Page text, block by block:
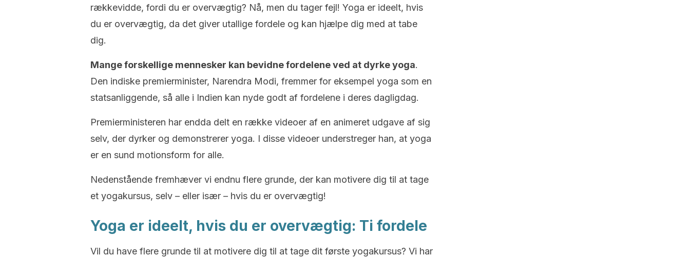
rækkevidde, fordi du er overvægtig? Nå, men du tager fejl! Yoga er ideelt, hvis
du er overvægtig, da det giver utallige fordele og kan hjælpe dig med at tabe
dig.
Mange forskellige mennesker kan bevidne fordelene ved at dyrke yoga.
Den indiske premierminister, Narendra Modi, fremmer for eksempel yoga som en
statsanliggende, så alle i Indien kan nyde godt af fordelene i deres dagligdag.
Premierministeren har endda delt en række videoer af en animeret udgave af sig
selv, der dyrker og demonstrerer yoga. I disse videoer understreger han, at yoga
er en sund motionsform for alle.
Nedenstående fremhæver vi endnu flere grunde, der kan motivere dig til at tage
et yogakursus, selv – eller især – hvis du er overvægtig!
Yoga er ideelt, hvis du er overvægtig: Ti fordele
Vil du have flere grunde til at motivere dig til at tage dit første yogakursus? Vi har